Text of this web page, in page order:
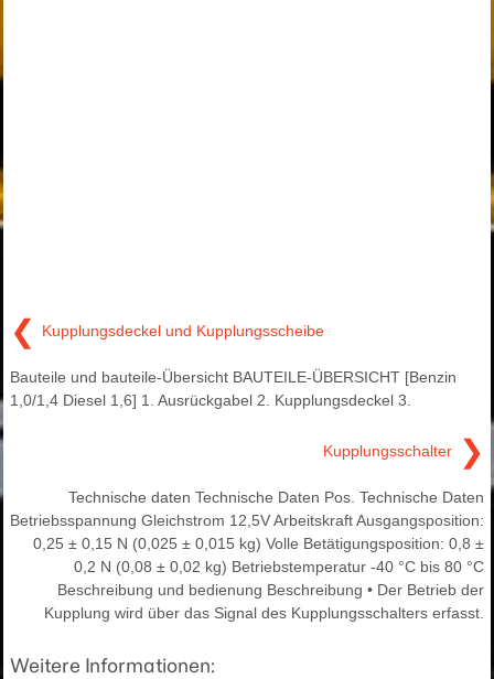
❮ Kupplungsdeckel und Kupplungsscheibe
Bauteile und bauteile-Übersicht BAUTEILE-ÜBERSICHT [Benzin
1,0/1,4 Diesel 1,6] 1. Ausrückgabel 2. Kupplungsdeckel 3.
Kupplungsschalter ❯
Technische daten Technische Daten Pos. Technische Daten
Betriebsspannung Gleichstrom 12,5V Arbeitskraft Ausgangsposition:
0,25 ± 0,15 N (0,025 ± 0,015 kg) Volle Betätigungsposition: 0,8 ±
0,2 N (0,08 ± 0,02 kg) Betriebstemperatur -40 °C bis 80 °C
Beschreibung und bedienung Beschreibung • Der Betrieb der
Kupplung wird über das Signal des Kupplungsschalters erfasst.
Weitere Informationen: